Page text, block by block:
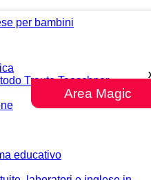
Traute Taeschner
educativo
Area Magic